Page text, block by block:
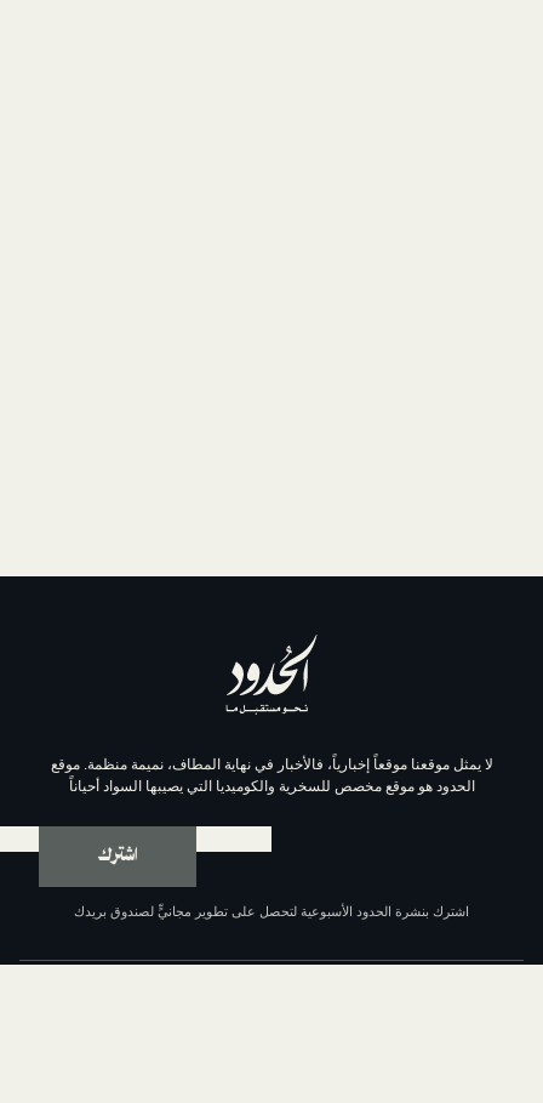
موقعاً إخبارياً، فالأخبار في نهاية المطاف، نميمة منظمة. موقع
مخصص للسخرية والكوميديا التي يصيبها السواد أحياناً
اشترك
الحدود الأسبوعية لتحصل على تطوير مجانيٍّ لصندوق بريدك